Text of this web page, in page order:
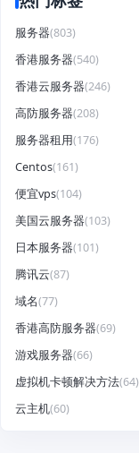
服务器(803)
香港服务器(540)
香港云服务器(246)
高防服务器(208)
服务器租用(176)
Centos(161)
便宜vps(104)
美国云服务器(103)
日本服务器(101)
腾讯云(87)
域名(77)
香港高防服务器(69)
游戏服务器(66)
虚拟机卡顿解决方法(64)
云主机(60)